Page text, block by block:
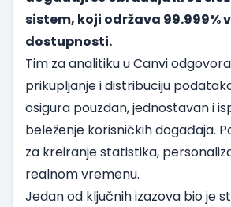
sistem, koji održava 99.999%
dostupnosti.
Tim za analitiku u Canvi
prikupljanje i distribuciju
osigura pouzdan, jednostavan i
beleženje korisničkih događaja.
za kreiranje statistika,
realnom vremenu.
Jedan od ključnih izazova bio je